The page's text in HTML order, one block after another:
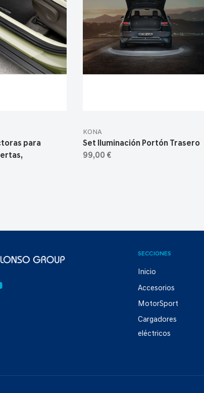
para
KONA
Set Iluminación Portón Trasero
99,00 €
SECCIONES
Inicio
Accesorios
MotorSport
Cargadores
eléctricos